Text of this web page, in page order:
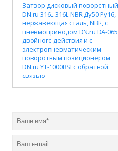
Затвор дисковый поворотный
DN.ru 316L-316L-NBR Ду50 Ру16,
нержавеющая сталь, NBR, с
пневмоприводом DN.ru DA-065
двойного действия и с
электропневматическим
поворотным позиционером
DN.ru YT-1000RSI с обратной
связью